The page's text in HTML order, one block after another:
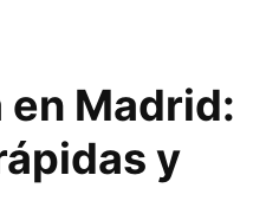
Madrid:
y